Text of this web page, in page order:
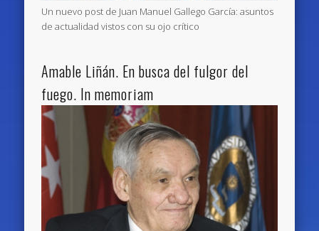
Un nuevo post de Juan Manuel Gallego García: asuntos
de actualidad vistos con su ojo crítico
Amable Liñán. En busca del fulgor del
fuego. In memoriam